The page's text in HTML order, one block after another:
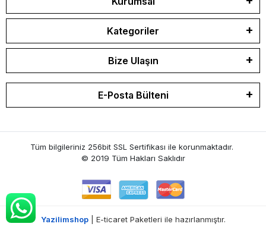
Kategoriler
Bize Ulaşın
E-Posta Bülteni
Tüm bilgileriniz 256bit SSL Sertifikası ile korunmaktadır.
© 2019 Tüm Hakları Saklıdır
Yazilimshop| E-ticaret Paketleri ile hazırlanmıştır.